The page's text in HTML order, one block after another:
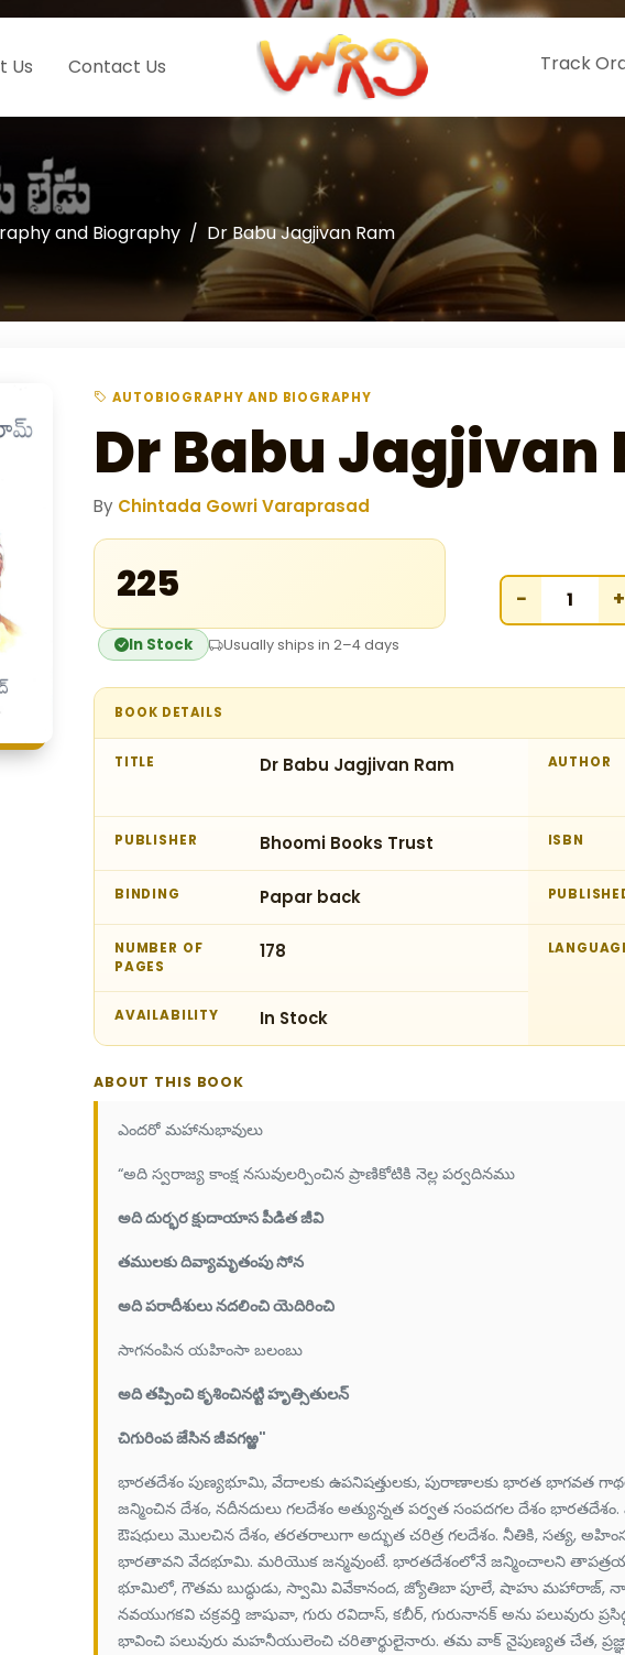
Us Contact Us Track
and Biography Dr Babu Jagjivan Ram
AUTOBIOGRAPHY AND BIOGRAPHY
Dr Babu Jagjivan
By Chintada Gowri Varaprasad
₹225
In Stock Usually ships in 2–4 days
− +
BOOK DETAILS
TITLE Dr Babu Jagjivan Ram AUTHOR
PUBLISHER Bhoomi Books Trust ISBN
BINDING Papar back
NUMBER OF
PAGES
178
AVAILABILITY In Stock
ABOUT THIS BOOK
ఎందరో మహానుభావులు
“అది స్వరాజ్య కాంక్ష నసువులర్పించిన ప్రాణికోటికి నెల్ల పర్వదినము
అది దుర్భర క్షుదాయాస పీడిత జీవి
తములకు దివ్యామృతంపు సోన
అది పరాదీశులు నదలించి యెదిరించి
సాగనంపిన యహింసా బలంబు
అది తప్పించి కృశించినట్టి హృత్సితులన్
చిగురింప జేసిన జీవగఱ్ఱ"
భారతదేశం పుణ్యభూమి, వేదాలకు ఉపనిషత్తులకు, పురాణాలకు భారత భాగవత
జన్మించిన దేశం, నదీనదులు గలదేశం అత్యున్నత పర్వత సంపదగల దేశం
ఔషధులు మొలచిన దేశం, తరతరాలుగా అద్భుత చరిత్ర గలదేశం. నీతికి, సత్య,
భారతావని వేదభూమి. మరియొక జన్మవుంటే. భారతదేశంలోనే జన్మించాలని
భూమిలో, గౌతమ బుద్ధుడు, స్వామి వివేకానంద, జ్యోతిబా పూలే, షాహు మహారాజ్,
నవయుగకవి చక్రవర్తి జాషువా, గురు రవిదాస్, కబీర్, గురునానక్ అను పలువురు
భావించి పలువురు మహనీయులెంచి చరితార్థులైనారు. తమ వాక్ నైపుణ్యత చేత,